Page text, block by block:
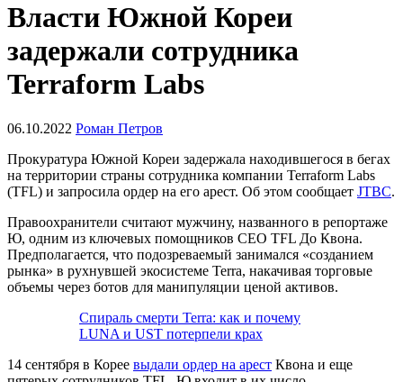
Власти Южной Кореи
задержали сотрудника
Terraform Labs
06.10.2022 Роман Петров
Прокуратура Южной Кореи задержала находившегося в бегах
на территории страны сотрудника компании Terraform Labs
(TFL) и запросила ордер на его арест. Об этом сообщает JTBC.
Правоохранители считают мужчину, названного в репортаже
Ю, одним из ключевых помощников CEO TFL До Квона.
Предполагается, что подозреваемый занимался «созданием
рынка» в рухнувшей экосистеме Terra, накачивая торговые
объемы через ботов для манипуляции ценой активов.
Спираль смерти Terra: как и почему
LUNA и UST потерпели крах
14 сентября в Корее выдали ордер на арест Квона и еще